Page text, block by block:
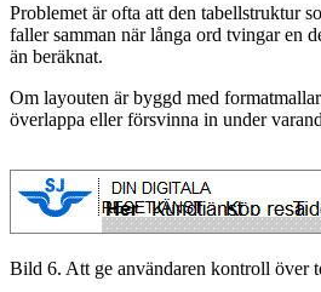
Problemet är ofta att den tabellstruktur
faller samman när långa ord tvingar en
än beräknat.
Om layouten är byggd med
överlappa eller försvinna in under
Bild 6. Att ge användaren kontroll över